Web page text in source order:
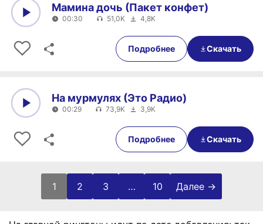
00:30
Мамина дочь (Пакет конфет)
00:30 51,0K 4,8K
Подробнее Скачать
00:29
На мурмулях (Это Радио)
00:29 73,9K 3,9K
Подробнее Скачать
1 2 3 … 10 Далее →